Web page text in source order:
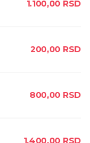
1.100,00 RSD
200,00 RSD
800,00 RSD
1.400,00 RSD